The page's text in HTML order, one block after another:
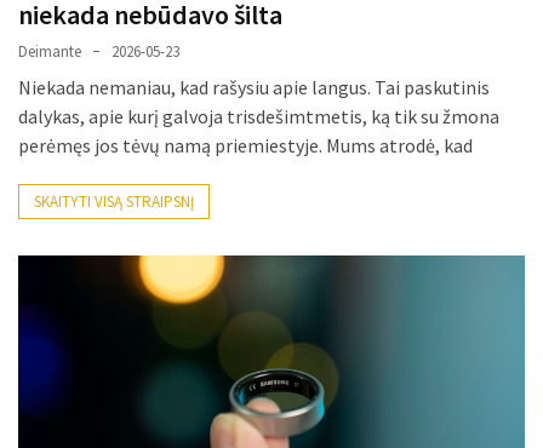
USED
CATEGORIES
Patarimai
Prekės
(76)
Paslaugos
(38)
niekada nebūdavo šilta
Deimante 2026-05-23
Niekada nemaniau, kad rašysiu apie langus. Tai paskutinis
dalykas, apie kurį galvoja trisdešimtmetis, ką tik su žmona
perėmęs jos tėvų namą priemiestyje. Mums atrodė, kad
SKAITYTI VISĄ STRAIPSNĮ